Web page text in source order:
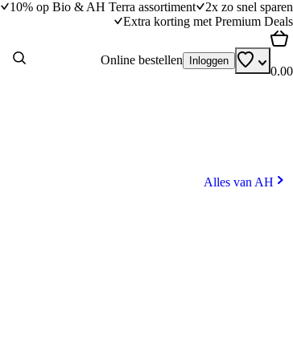
10% op Bio & AH Terra assortiment
2x zo snel sparen
Extra korting met Premium Deals
Online bestellen Inloggen
0.00
Alles van AH